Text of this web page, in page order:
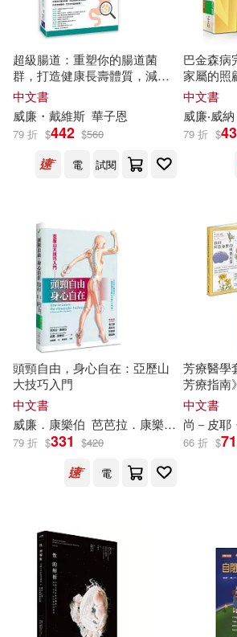
鄭淵潔(23) 馬丁．韓福特
(英)維克多·阿普爾頓Ⅱ文(22)
《中國京劇流派劇目集成》編委會
浦沢直樹(22) 謝鑫(22)
(美)威廉斯(21)
Code：000(21)
H.P.洛夫克拉夫特(21)
LIN(21) yusuke utsumi(21)
喬治．歐威爾(21)
矢吹健太朗(21) 詹文明(21)
（俄羅斯）克雷洛夫(21)
晨星(144)
世界圖書出版公司北京公司(138)
シンクイノベーション(137)
親子天下(136)
新星出版社(135) 麥田(132)
Chandos(131)
吉林出版集團有限責任公司(129)
木馬文化(128)
聯經出版公司(128)
中國計量出版社(126)
華中科技大學出版社(123)
ECM(122)
超級腸道：重塑你的腸道菌
群，打造健康長壽體質，減重
逆齡自然來
中文書
威廉 ・戴維斯 華子恩
79 折 $442 $560
電
試閱
巴金森病
家屬的照
中文書
威廉‧威納
79 折 $
頭頸自由，身心自在：亞歷山
大技巧入門
中文書
威廉 ．康樂伯 芭芭拉．康樂伯 余麗娜
79 折 $331 $420
電
芳療醫學
芳療指南
嗅覺記憶》
中文書
尚－皮耶
66 折 $